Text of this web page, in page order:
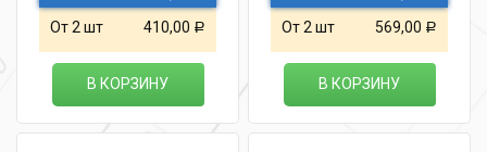
От 2 шт 410,00 Р
В КОРЗИНУ
От 2 шт 569,00 Р
В КОРЗИНУ